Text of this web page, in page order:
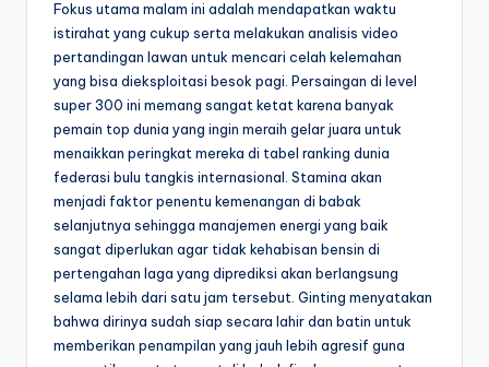
Fokus utama malam ini adalah mendapatkan waktu
istirahat yang cukup serta melakukan analisis video
pertandingan lawan untuk mencari celah kelemahan
yang bisa dieksploitasi besok pagi. Persaingan di level
super 300 ini memang sangat ketat karena banyak
pemain top dunia yang ingin meraih gelar juara untuk
menaikkan peringkat mereka di tabel ranking dunia
federasi bulu tangkis internasional. Stamina akan
menjadi faktor penentu kemenangan di babak
selanjutnya sehingga manajemen energi yang baik
sangat diperlukan agar tidak kehabisan bensin di
pertengahan laga yang diprediksi akan berlangsung
selama lebih dari satu jam tersebut. Ginting menyatakan
bahwa dirinya sudah siap secara lahir dan batin untuk
memberikan penampilan yang jauh lebih agresif guna